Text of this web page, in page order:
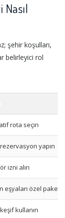
şehir koşulları,
belirleyici rol
rota seçin
yapın
izni alın
eşyaları özel
kullanın